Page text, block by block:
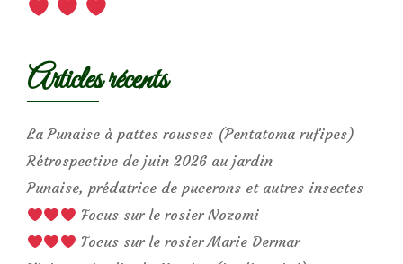
Articles récents
La Punaise à pattes rousses (Pentatoma rufipes)
Rétrospective de juin 2026 au jardin
Punaise, prédatrice de pucerons et autres insectes
Focus sur le rosier Nozomi
Focus sur le rosier Marie Dermar